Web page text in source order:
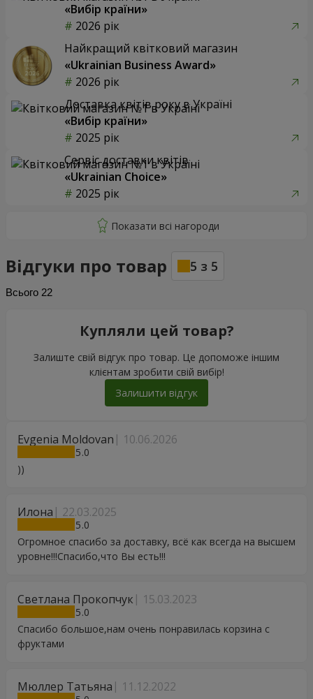
«Вибір країни»
2026 рік
Найкращий квітковий магазин
«Ukrainian Business Award»
2026 рік
Доставка квітів року в Україні
«Вибір країни»
2025 рік
Сервіс доставки квітів
«Ukrainian Choice»
2025 рік
Відгуки про товар 5 з 5
Всього 22
Evgenia Moldovan 10.06.2026
5
))
Илона 22.03.2025
5
Огромное спасибо за доставку, всё как всегда на высшем
уровне!!!Спасибо,что Вы есть!!!
Светлана Прокопчук 15.03.2023
5
Спасибо большое,нам очень понравилась корзина с
фруктами
Мюллер Татьяна 11.12.2022
Купляли цей товар?
Залиште свій відгук про товар. Це допоможе іншим
клієнтам зробити свій вибір!
Залишити відгук